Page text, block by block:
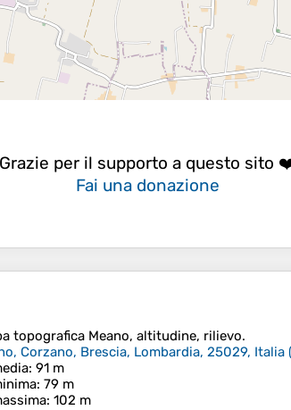
Grazie per il supporto a questo sito
Fai una donazione
topografica Meano, altitudine, rilievo.
Corzano, Brescia, Lombardia, 25029, Italia (
: 91 m
: 79 m
: 102 m